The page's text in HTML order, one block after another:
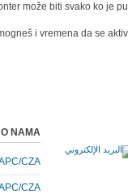
može biti svako ko je
i vremena da se
O NAMA
CZA
CZA